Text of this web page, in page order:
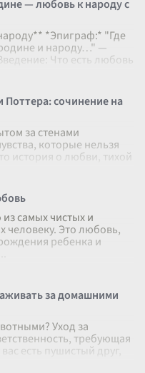
— любовь к народу с
*Эпиграф:* "Где
и народу…" —
Что есть любовь
сочинение на
за стенами
которые нельзя
история о любви, тихой
самых чистых и
человеку. Это любовь,
ребенка и
за домашними
Уход за
требующая
есть пушистый друг,